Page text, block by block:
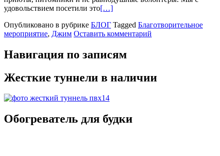
удовольствием посетили это[…]
Опубликовано в рубрике БЛОГ Tagged Благотворительное
мероприятие, Джим Оставить комментарий
Навигация по записям
Жесткие туннели в наличии
Обогреватель для будки